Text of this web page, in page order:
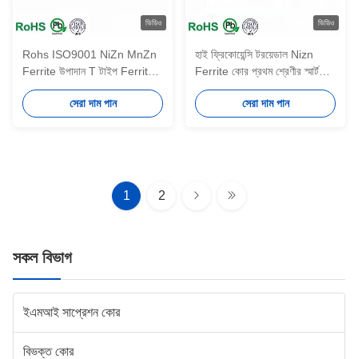
ভিডিও
Rohs ISO9001 NiZn MnZn
Ferrite উপাদান T টাইপ Ferrite
কোর / টরয়েডাল কোর / আয়রন
পাউডার কোরসেরা দাম পান
ভিডিও
হাই ফ্রিকোয়েন্সি টরয়েডাল Nizn
Ferrite কোর প্রথম শ্রেণীর স্মার্ট
হোম ডিসপ্লে Emi Ferrite কোর
সেরা দাম পান
1 2
সকল বিভাগ
ইএমআই সাপ্রেশন কোর
বিভক্ত কোর